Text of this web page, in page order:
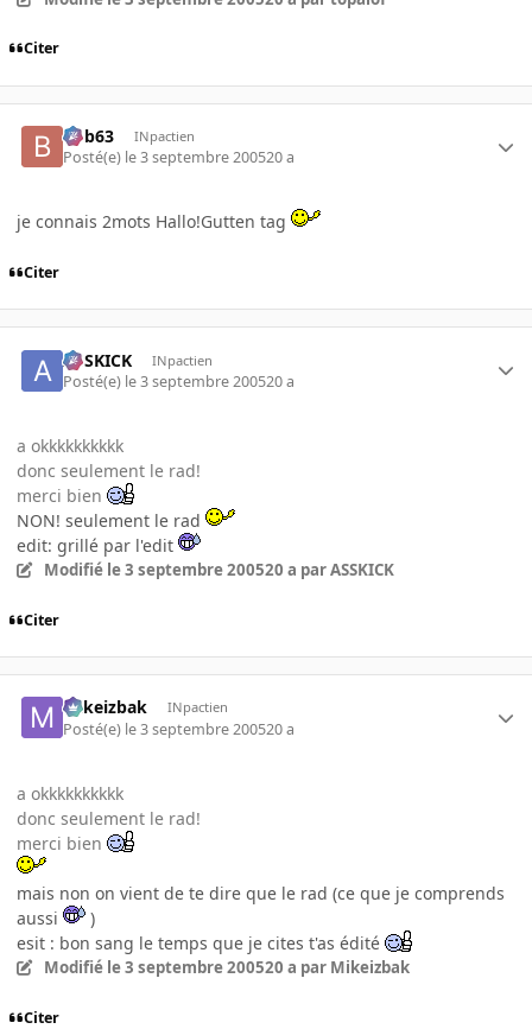
Citer
bob63 INpactien
Posté(e) le 3 septembre 200520 a
je connais 2mots Hallo!Gutten tag
Citer
ASSKICK INpactien
Posté(e) le 3 septembre 200520 a
a okkkkkkkkkk
donc seulement le rad!
merci bien
NON! seulement le rad
edit: grillé par l'edit
Modifié le 3 septembre 200520 a par ASSKICK
Citer
Mikeizbak INpactien
Posté(e) le 3 septembre 200520 a
a okkkkkkkkkk
donc seulement le rad!
merci bien
mais non on vient de te dire que le rad (ce que je comprends
aussi
)
esit : bon sang le temps que je cites t'as édité
Modifié le 3 septembre 200520 a par Mikeizbak
Citer